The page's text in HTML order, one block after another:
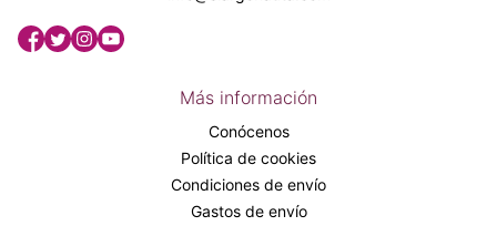
Más información
Conócenos
Política de cookies
Condiciones de envío
Gastos de envío